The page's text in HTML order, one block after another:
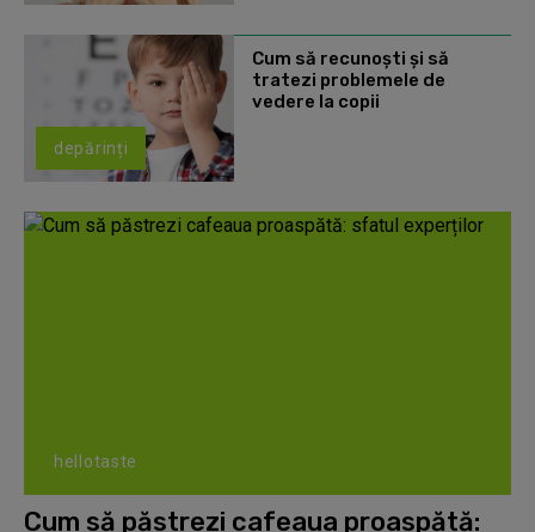
depărinți
Cum să recunoști și să
tratezi problemele de
vedere la copii
hellotaste
Cum să păstrezi cafeaua proaspătă: